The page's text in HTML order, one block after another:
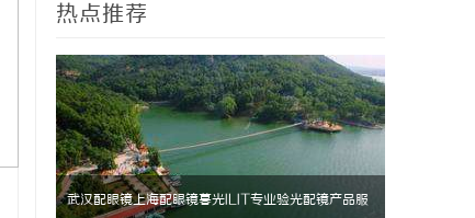
热点推荐
武汉配眼镜上海配眼镜暮光ILIT专业验光配镜产品服